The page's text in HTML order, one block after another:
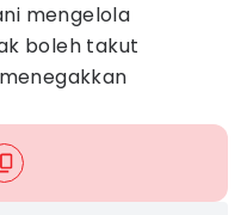
mengelola
boleh takut